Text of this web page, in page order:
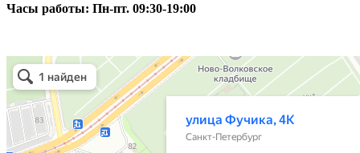
Часы работы: Пн-пт. 09:30-19:00